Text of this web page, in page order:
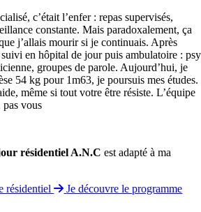
c’était l’enfer : repas supervisés,
constante. Mais paradoxalement, ça
j’allais mourir si je continuais. Après
en hôpital de jour puis ambulatoire : psy
groupes de parole. Aujourd’hui, je
54 kg pour 1m63, je poursuis mes études.
même si tout votre être résiste. L’équipe
pas vous
résidentiel A.N.C est adapté à ma
résidentiel
Je découvre le programme